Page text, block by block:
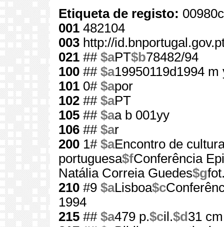
Etiqueta de registo:
001 482104
003 http://
021 ## $aPT$b78482/94
100 ## $a19950119d1994
101 0# $apor
102 ## $aPT
105 ## $aa b 001yy
106 ## $ar
200 1# $aEncontro de
portuguesa$fConferência
Natália Correia Guedes$g
210 #9 $aLisboa$c
1994
215 ## $a479 p.$cil.$d 31 cm